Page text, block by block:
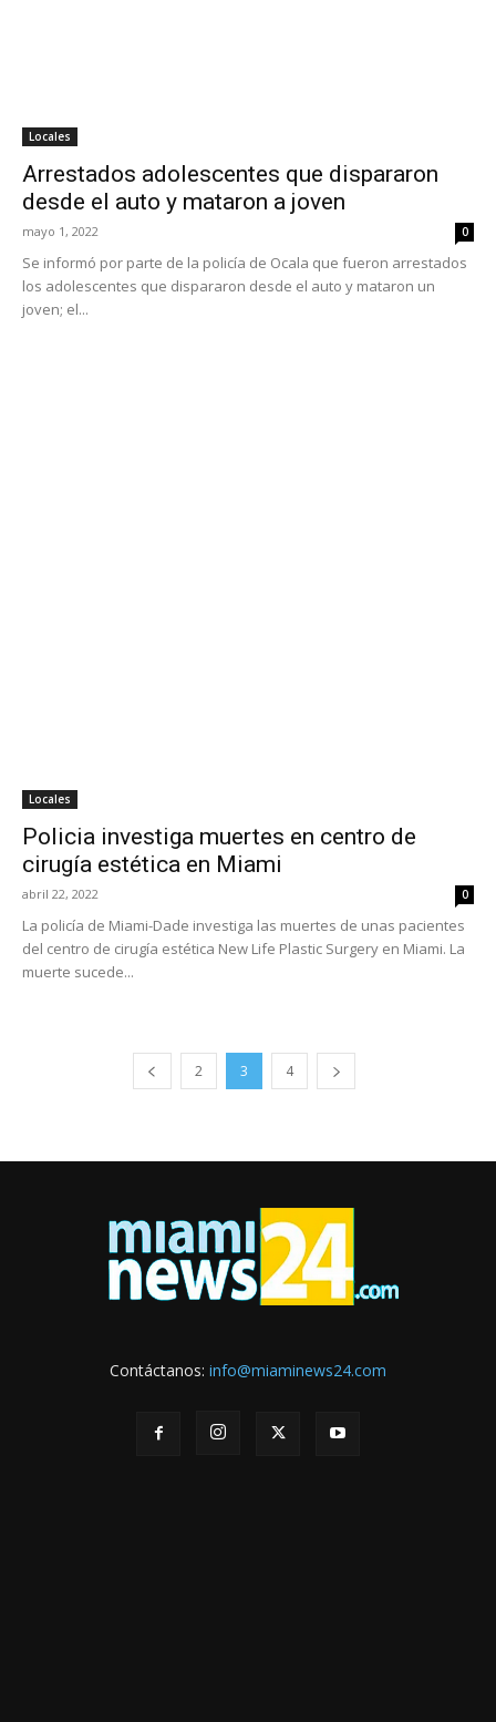
Locales
Arrestados adolescentes que dispararon
desde el auto y mataron a joven
mayo 1, 2022 0
Se informó por parte de la policía de Ocala que fueron arrestados
los adolescentes que dispararon desde el auto y mataron un
joven; el...
Locales
Policia investiga muertes en centro de
cirugía estética en Miami
abril 22, 2022 0
La policía de Miami-Dade investiga las muertes de unas pacientes
del centro de cirugía estética New Life Plastic Surgery en Miami. La
muerte sucede...
2 3 4
Contáctanos: info@miaminews24.com